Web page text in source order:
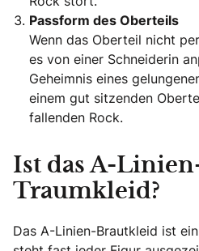
Passform des Oberteils
Wenn das Oberteil nicht
es von einer Schneiderin
Geheimnis eines
einem gut sitzenden
fallenden Rock.
Ist das A-
Traumkleid?
Das A-Linien-Brautkleid ist